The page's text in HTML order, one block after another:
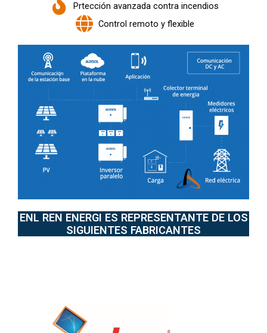
Prtección avanzada contra incendios
Control remoto y flexible
ENL REN ENERGI ES REPRESENTANTE DE LOS
SIGUIENTES FABRICANTES